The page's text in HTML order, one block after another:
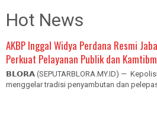
Hot News
AKBP Inggal Widya Perdana Resmi
Perkuat Pelayanan Publik dan
𝗕𝗟𝗢𝗥𝗔 (SEPUTARBLORA.MY.ID) —
menggelar tradisi penyambutan dan